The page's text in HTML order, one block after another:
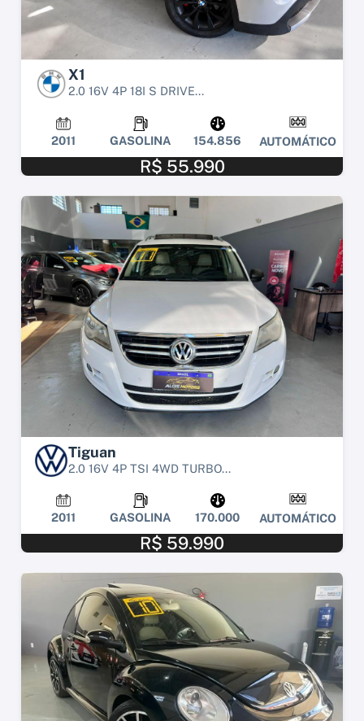
X1
2.0 16V 4P 18I S DRIVE...
2011 GASOLINA 154.856 AUTOMÁTICO
R$ 55.990
Tiguan
2.0 16V 4P TSI 4WD TURBO...
2011 GASOLINA 170.000 AUTOMÁTICO
R$ 59.990